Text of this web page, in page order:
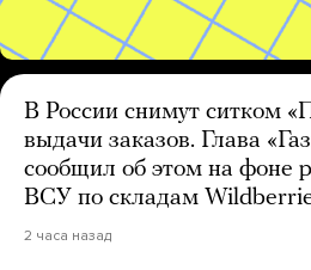
В России снимут ситком
выдачи заказов. Глава
сообщил об этом на фоне
ВСУ по складам
2 часа назад